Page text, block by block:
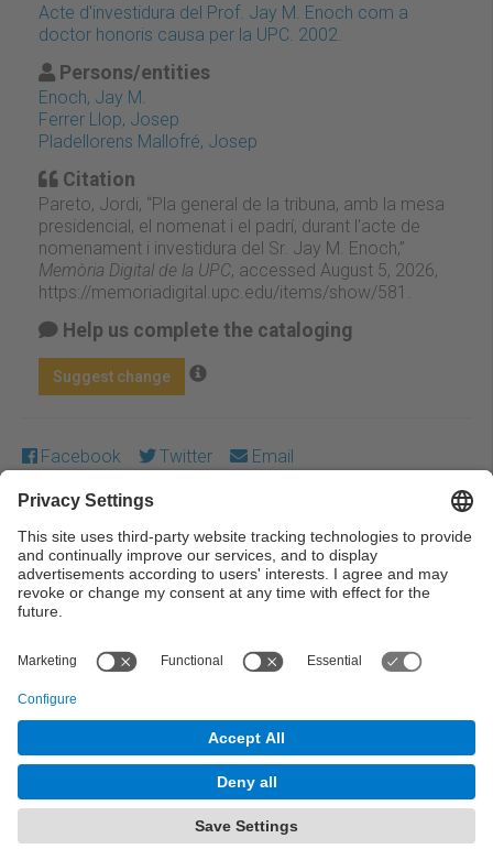
Acte d'investidura del Prof. Jay M. Enoch com a
doctor honoris causa per la UPC. 2002.
Persons/entities
Enoch, Jay M.
Ferrer Llop, Josep
Pladellorens Mallofré, Josep
Citation
Pareto, Jordi, “Pla general de la tribuna, amb la mesa
presidencial, el nomenat i el padrí, durant l'acte de
nomenament i investidura del Sr. Jay M. Enoch,”
Memòria Digital de la UPC, accessed August 5, 2026,
https://memoriadigital.upc.edu/items/show/581
Help us complete the cataloging
Suggest change
Facebook Twitter Email
Except where otherwise noted, content on this work is
licensed under a Creative Commons license:Attribution-
NonCommercial-NoDerivs 3.0 Spain
© UPC Universitat Politècnica de Catalunya ·
BarcelonaTech